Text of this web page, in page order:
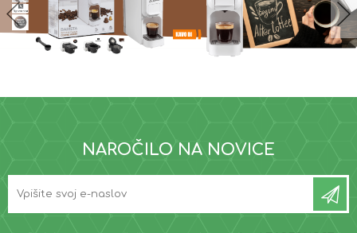
NAROČILO NA NOVICE